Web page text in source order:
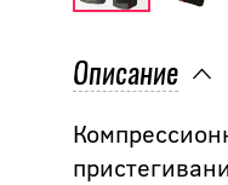
Описание